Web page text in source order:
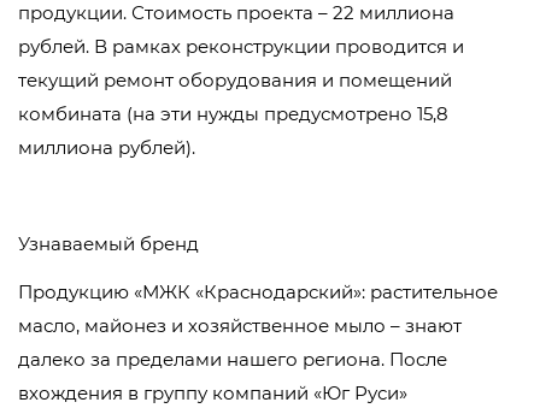
продукции. Стоимость проекта – 22 миллиона
рублей. В рамках реконструкции проводится и
текущий ремонт оборудования и помещений
комбината (на эти нужды предусмотрено 15,8
миллиона рублей).
Узнаваемый бренд
Продукцию «МЖК «Краснодарский»: растительное
масло, майонез и хозяйственное мыло – знают
далеко за пределами нашего региона. После
вхождения в группу компаний «Юг Руси»